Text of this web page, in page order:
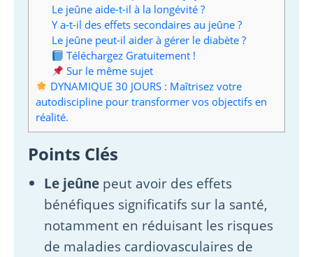
Le jeûne aide-t-il à la longévité ?
Y a-t-il des effets secondaires au jeûne ?
Le jeûne peut-il aider à gérer le diabète ?
Téléchargez Gratuitement !
Sur le même sujet
DYNAMIQUE 30 JOURS : Maîtrisez votre
autodiscipline pour transformer vos objectifs en
réalité.
Points Clés
Le jeûne peut avoir des effets
bénéfiques significatifs sur la santé,
notamment en réduisant les risques
de maladies cardiovasculaires de